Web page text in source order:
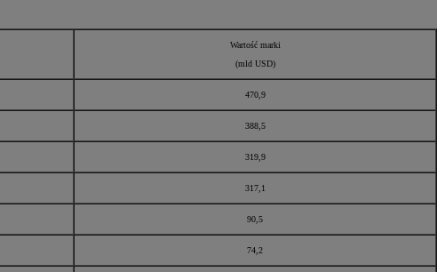
Wartość marki
(mld USD)
470,9
388,5
319,9
317,1
90,5
74,2